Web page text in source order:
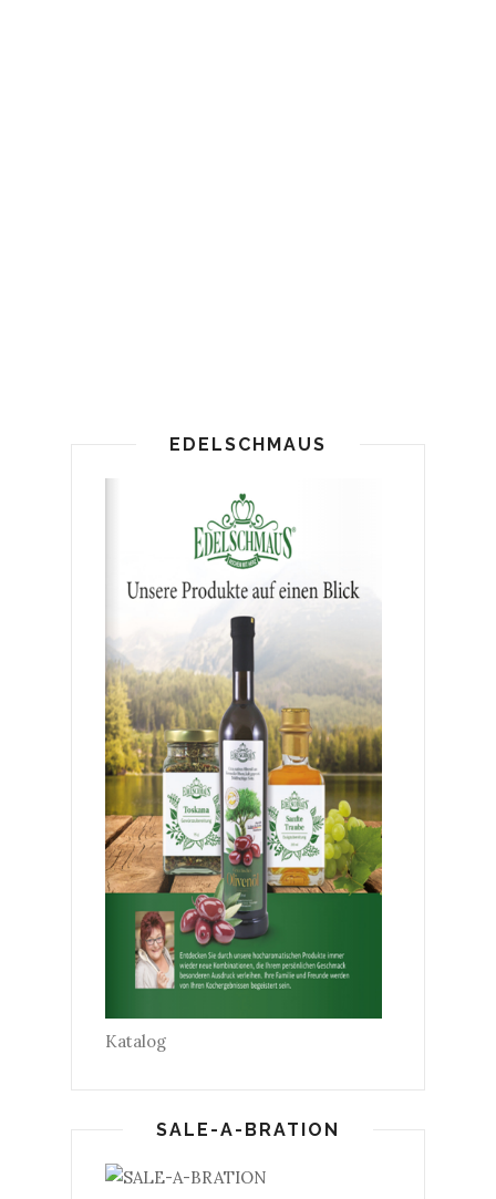
EDELSCHMAUS
Katalog
SALE-A-BRATION